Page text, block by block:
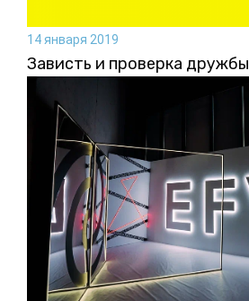
14 января 2019
Зависть и проверка дружбы